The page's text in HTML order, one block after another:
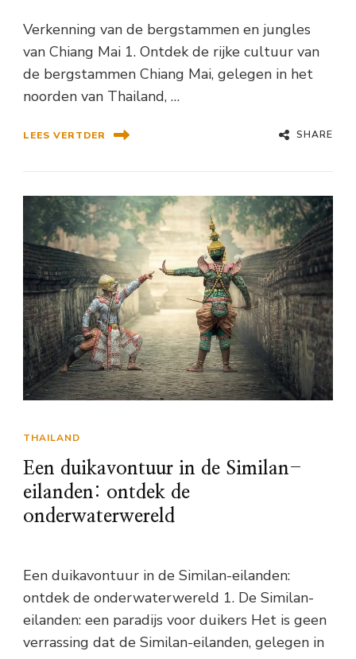
Verkenning van de bergstammen en jungles
van Chiang Mai 1. Ontdek de rijke cultuur van
de bergstammen Chiang Mai, gelegen in het
noorden van Thailand, …
LEES VERTDER SHARE
THAILAND
Een duikavontuur in de Similan-
eilanden: ontdek de
onderwaterwereld
Een duikavontuur in de Similan-eilanden:
ontdek de onderwaterwereld 1. De Similan-
eilanden: een paradijs voor duikers Het is geen
verrassing dat de Similan-eilanden, gelegen in